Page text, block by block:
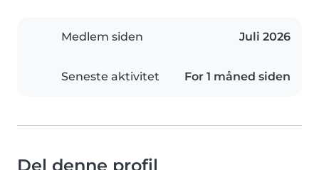
Medlem siden Juli 2026
Seneste aktivitet For 1 måned siden
Del denne profil